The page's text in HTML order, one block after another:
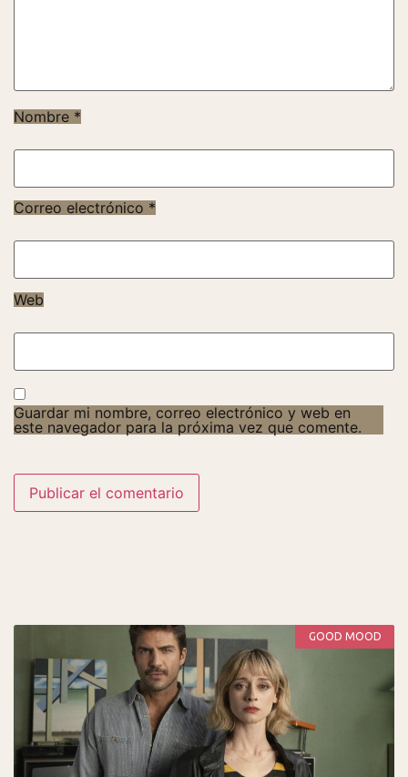
Nombre *
Correo electrónico *
Web
Guardar mi nombre, correo electrónico y web en
este navegador para la próxima vez que comente.
GOOD MOOD